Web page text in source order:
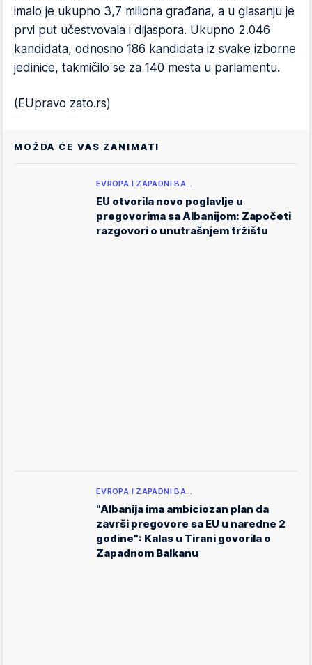
imalo je ukupno 3,7 miliona građana, a u glasanju je
prvi put učestvovala i dijaspora. Ukupno 2.046
kandidata, odnosno 186 kandidata iz svake izborne
jedinice, takmičilo se za 140 mesta u parlamentu.
(EUpravo zato.rs)
MOŽDA ĆE VAS ZANIMATI
EVROPA I ZAPADNI BA…
EU otvorila novo poglavlje u
pregovorima sa Albanijom: Započeti
razgovori o unutrašnjem tržištu
EVROPA I ZAPADNI BA…
"Albanija ima ambiciozan plan da
završi pregovore sa EU u naredne 2
godine": Kalas u Tirani govorila o
Zapadnom Balkanu